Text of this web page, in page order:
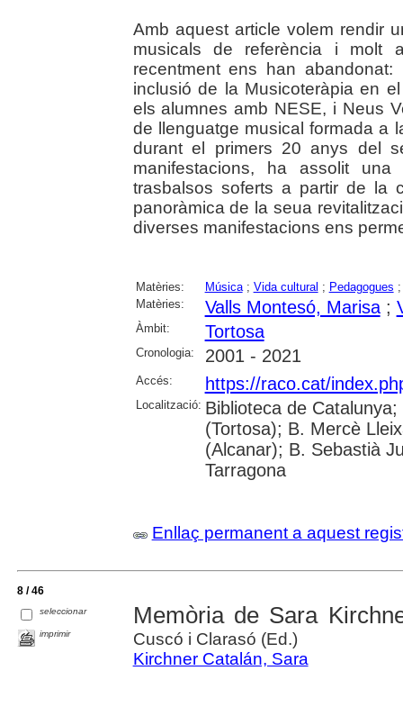
Amb aquest article volem rendir
musicals de referència i molt
recentment ens han
inclusió de la Musicoteràpia en
els alumnes amb NESE, i Neus
de llenguatge musical formada a
durant el primers 20 anys del
manifestacions, ha assolit una
trasbalsos soferts a partir de la
panoràmica de la seua
diverses manifestacions ens
Matèries: Música; Vida cultural ; Pedagogues
Matèries:
Valls Montesó, Marisa;
Àmbit: Tortosa
Cronologia: 2001 - 2021
Accés: https://raco.cat/
Localització: Biblioteca de
(Tortosa); B. Mercè
(Alcanar); B. Sebastià
Tarragona
Enllaç permanent a aquest
8 / 46
seleccionar
imprimir
Memòria de Sara
Cuscó i Clarasó (Ed.)
Kirchner Catalán, Sara